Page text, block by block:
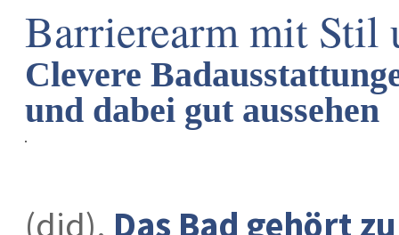
Barrierearm mit Stil
Clevere
und dabei gut aussehen
(djd). Das Bad gehört